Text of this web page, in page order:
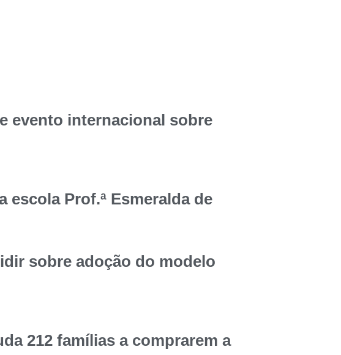
evento internacional sobre
escola Prof.ª Esmeralda de
sobre adoção do modelo
212 famílias a comprarem a